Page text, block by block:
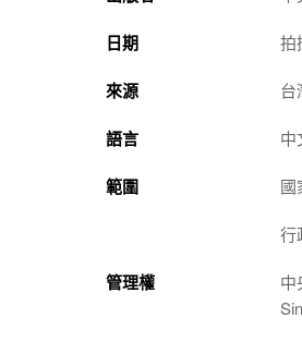
日期 拍
來源 台
語言 中
範圍 國
行
管理權
中